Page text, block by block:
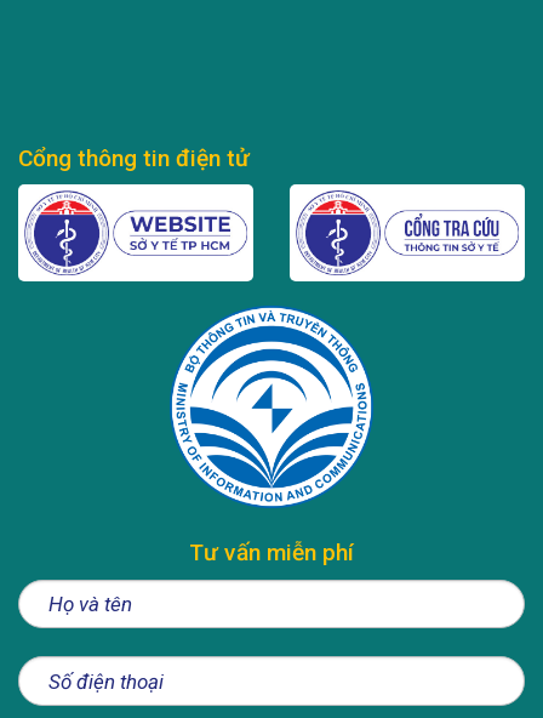
Cổng thông tin điện tử
Tư vấn miễn phí